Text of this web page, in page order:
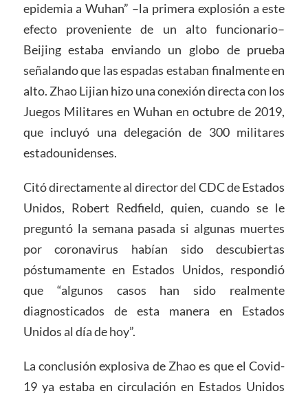
epidemia a Wuhan” –la primera explosión a este
efecto proveniente de un alto funcionario–
Beijing estaba enviando un globo de prueba
señalando que las espadas estaban finalmente en
alto. Zhao Lijian hizo una conexión directa con los
Juegos Militares en Wuhan en octubre de 2019,
que incluyó una delegación de 300 militares
estadounidenses.
Citó directamente al director del CDC de Estados
Unidos, Robert Redfield, quien, cuando se le
preguntó la semana pasada si algunas muertes
por coronavirus habían sido descubiertas
póstumamente en Estados Unidos, respondió
que “algunos casos han sido realmente
diagnosticados de esta manera en Estados
Unidos al día de hoy”.
La conclusión explosiva de Zhao es que el Covid-
19 ya estaba en circulación en Estados Unidos